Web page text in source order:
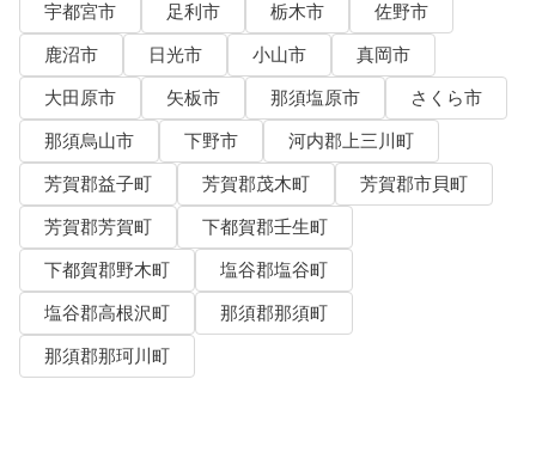
宇都宮市 足利市 栃木市
佐野市
鹿沼市
日光市 小山市
真岡市
大田原市
矢板市 那須塩原市
さくら市
那須烏山市
下野市
河内郡上三川町
芳賀郡益子町
芳賀郡茂木町
芳賀郡市貝町
芳賀郡芳賀町
下都賀郡壬生町
下都賀郡野木町
塩谷郡塩谷町
塩谷郡高根沢町
那須郡那須町
那須郡那珂川町